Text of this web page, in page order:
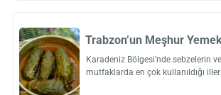
Trabzon’un Meşhur
Karadeniz Bölgesi’nde sebzelerin
mutfaklarda en çok kullanıldığı